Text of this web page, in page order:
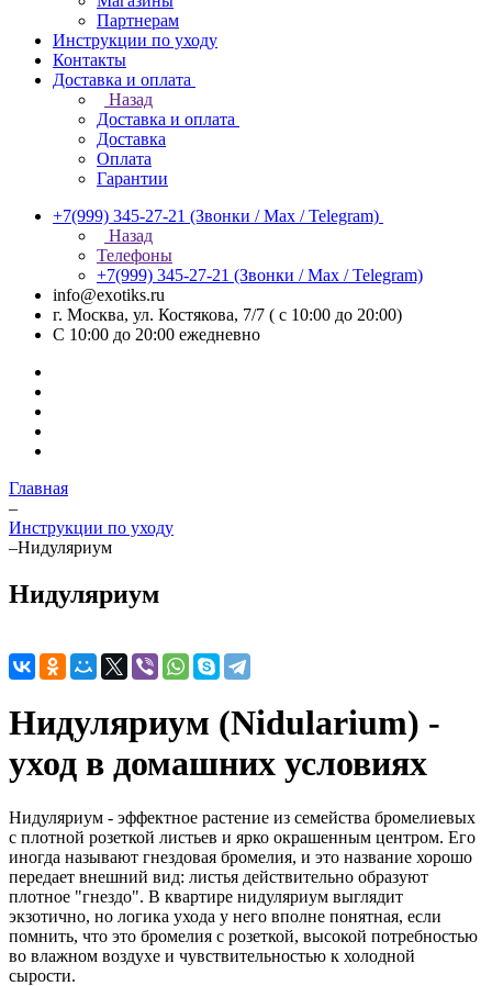
Партнерам
Инструкции по уходу
Контакты
Доставка и оплата
Назад
Доставка и оплата
Доставка
Оплата
Гарантии
+7(999) 345-27-21 (Звонки / Max / Telegram)
Назад
Телефоны
+7(999) 345-27-21 (Звонки / Max / Telegram)
info@exotiks.ru
г. Москва, ул. Костякова, 7/7 ( с 10:00 до 20:00)
С 10:00 до 20:00 ежедневно
Главная
–
Инструкции по уходу
–Нидуляриум
Нидуляриум
Нидуляриум (Nidularium) -
уход в домашних условиях
Нидуляриум - эффектное растение из семейства бромелиевых
с плотной розеткой листьев и ярко окрашенным центром. Его
иногда называют гнездовая бромелия, и это название хорошо
передает внешний вид: листья действительно образуют
плотное "гнездо". В квартире нидуляриум выглядит
экзотично, но логика ухода у него вполне понятная, если
помнить, что это бромелия с розеткой, высокой потребностью
во влажном воздухе и чувствительностью к холодной
сырости.